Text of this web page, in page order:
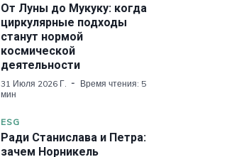
От Луны до Мукуку: когда
циркулярные подходы
станут нормой
космической
деятельности
31 Июля 2026 Г.
Время чтения: 5
мин
ESG
Ради Станислава и Петра:
зачем Норникель